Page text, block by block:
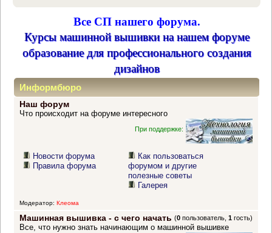
Все СП нашего форума.
Курсы машинной вышивки на нашем форуме
образование для профессионального создания
дизайнов
Информбюро
Наш форум
Что происходит на форуме интересного
При поддержке:
Новости форума
Правила форума
Как пользоваться
форумом и другие
полезные советы
Галерея
Модератор: Клеома
Машинная вышивка - с чего начать (0 пользователь,1 гость)
Все, что нужно знать начинающим о машинной вышивке